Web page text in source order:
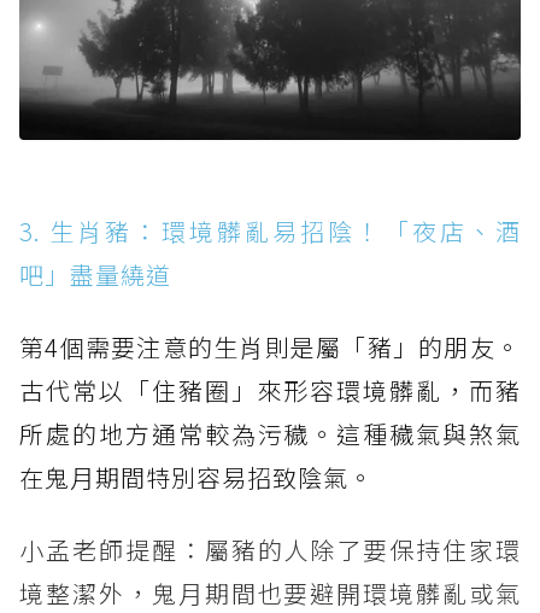
3. 生肖豬：環境髒亂易招陰！「夜店、酒
吧」盡量繞道
第4個需要注意的生肖則是屬「豬」的朋友。
古代常以「住豬圈」來形容環境髒亂，而豬
所處的地方通常較為污穢。這種穢氣與煞氣
在鬼月期間特別容易招致陰氣。
小孟老師提醒：屬豬的人除了要保持住家環
境整潔外，鬼月期間也要避開環境髒亂或氣